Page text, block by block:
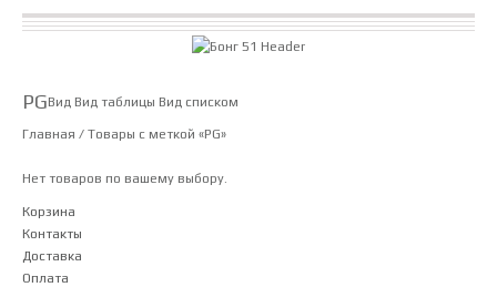
PGВид Вид таблицы Вид списком
Главная / Товары с меткой «PG»
Нет товаров по вашему выбору.
Корзина
Контакты
Доставка
Оплата